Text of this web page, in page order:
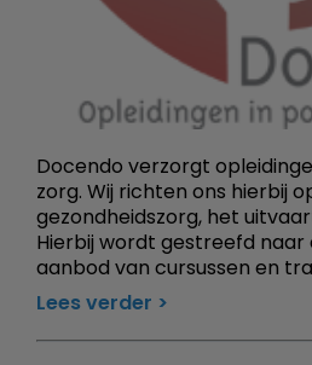
Docendo verzorgt
zorg. Wij richten ons hierbij
gezondheidszorg, het
Hierbij wordt gestreefd
aanbod van cursussen en
Lees verder